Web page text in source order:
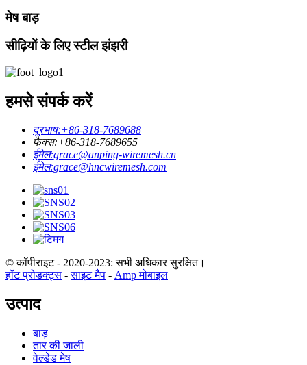
मेष बाड़
सीढ़ियों के लिए स्टील झंझरी
हमसे संपर्क करें
दूरभाष:+86-318-7689688
फैक्स:+86-318-7689655
ईमेल:grace@anping-wiremesh.cn
ईमेल:grace@hncwiremesh.com
© कॉपीराइट - 2020-2023: सभी अधिकार सुरक्षित।
हॉट प्रोडक्ट्स -साइट मैप - Amp मोबाइल
उत्पाद
बाड़
तार की जाली
वेल्डेड मेष